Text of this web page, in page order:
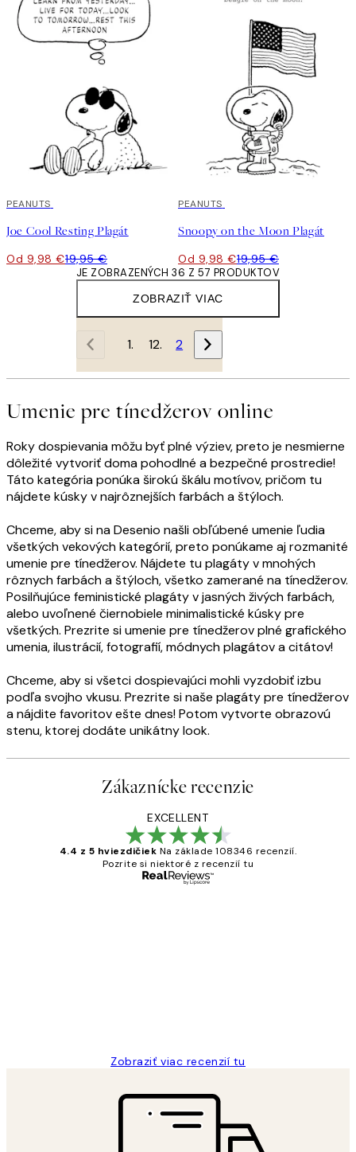
50%*
PEANUTS
Joe Cool Resting Plagát
Od 9,98 €19,95 €
50%*
PEANUTS
Snoopy on the Moon Plagát
Od 9,98 €19,95 €
ZOBRAZIŤ VIAC
JE ZOBRAZENÝCH 36 Z 57 PRODUKTOV
1 2
Umenie pre tínedžerov online
Roky dospievania môžu byť plné výziev, preto je nesmierne
dôležité vytvoriť doma pohodlné a bezpečné prostredie!
Táto kategória ponúka širokú škálu motívov, pričom tu
nájdete kúsky v najrôznejších farbách a štýloch.
Chceme, aby si na Desenio našli obľúbené umenie ľudia
všetkých vekových kategórií, preto ponúkame aj rozmanité
umenie pre tínedžerov. Nájdete tu plagáty v mnohých
rôznych farbách a štýloch, všetko zamerané na tínedžerov.
Posilňujúce feministické plagáty v jasných živých farbách,
alebo uvoľnené čiernobiele minimalistické kúsky pre
všetkých. Prezrite si umenie pre tínedžerov plné grafického
umenia, ilustrácií, fotografií, módnych plagátov a citátov!
Chceme, aby si všetci dospievajúci mohli vyzdobiť izbu
podľa svojho vkusu. Prezrite si naše plagáty pre tínedžerov
a nájdite favoritov ešte dnes! Potom vytvorte obrazovú
stenu, ktorej dodáte unikátny look.
Zákaznícke recenzie
EXCELLENT
4.4 z 5 hviezdičiek Na základe 108346 recenzií.
Pozrite si niektoré z recenzií tu
Zobraziť viac recenzií tu